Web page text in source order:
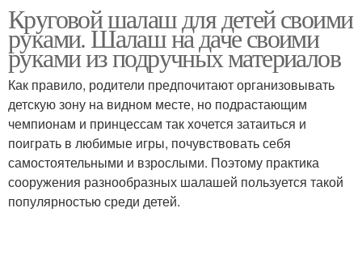
Шалаш в лесу Шалаш из веток
Шалаш в походе Односкатный шалаш
Двускатный шалаш
Круговой шалаш для детей своими
руками. Шалаш на даче своими
руками из подручных материалов
Как правило, родители предпочитают организовывать
детскую зону на видном месте, но подрастающим
чемпионам и принцессам так хочется затаиться и
поиграть в любимые игры, почувствовать себя
самостоятельными и взрослыми. Поэтому практика
сооружения разнообразных шалашей пользуется такой
популярностью среди детей.